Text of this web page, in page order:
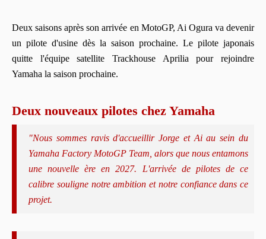
Deux saisons après son arrivée en MotoGP, Ai Ogura va devenir
un pilote d'usine dès la saison prochaine. Le pilote japonais
quitte l'équipe satellite Trackhouse Aprilia pour rejoindre
Yamaha la saison prochaine.
Deux nouveaux pilotes chez Yamaha
"Nous sommes ravis d'accueillir Jorge et Ai au sein du
Yamaha Factory MotoGP Team, alors que nous entamons
une nouvelle ère en 2027. L'arrivée de pilotes de ce
calibre souligne notre ambition et notre confiance dans ce
projet.